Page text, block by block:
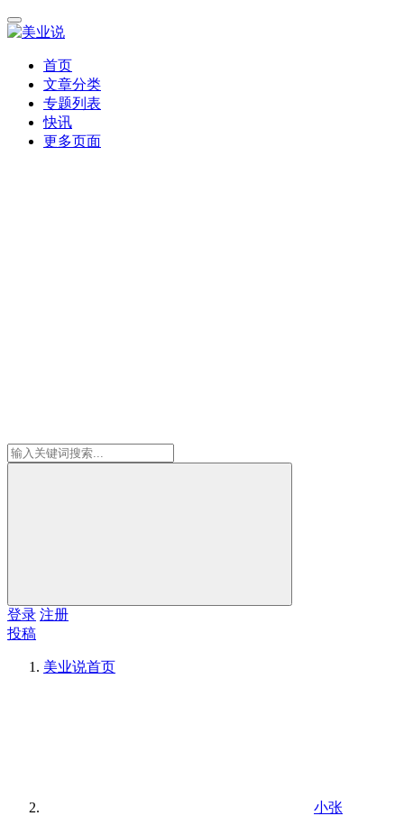
首页
文章分类
专题列表
快讯
更多页面
登录 注册
投稿
美业说首页
小张